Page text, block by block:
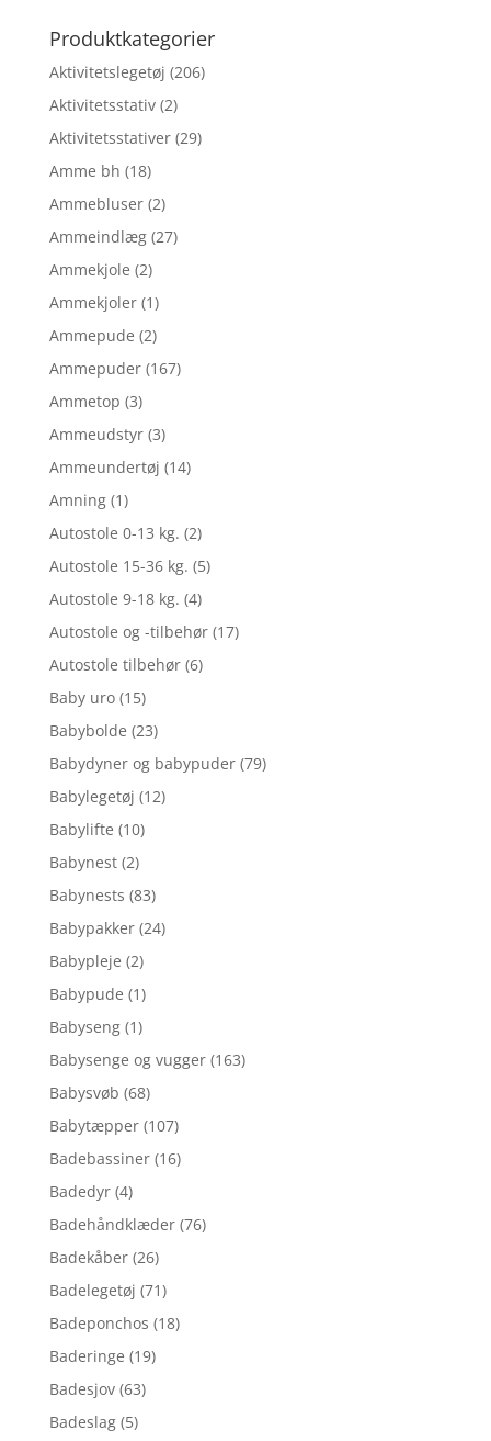
Produktkategorier
Aktivitetslegetøj (206)
Aktivitetsstativ (2)
Aktivitetsstativer (29)
Amme bh (18)
Ammebluser (2)
Ammeindlæg (27)
Ammekjole (2)
Ammekjoler (1)
Ammepude (2)
Ammepuder (167)
Ammetop (3)
Ammeudstyr (3)
Ammeundertøj (14)
Amning (1)
Autostole 0-13 kg. (2)
Autostole 15-36 kg. (5)
Autostole 9-18 kg. (4)
Autostole og -tilbehør (17)
Autostole tilbehør (6)
Baby uro (15)
Babybolde (23)
Babydyner og babypuder (79)
Babylegetøj (12)
Babylifte (10)
Babynest (2)
Babynests (83)
Babypakker (24)
Babypleje (2)
Babypude (1)
Babyseng (1)
Babysenge og vugger (163)
Babysvøb (68)
Babytæpper (107)
Badebassiner (16)
Badedyr (4)
Badehåndklæder (76)
Badekåber (26)
Badelegetøj (71)
Badeponchos (18)
Baderinge (19)
Badesjov (63)
Badeslag (5)